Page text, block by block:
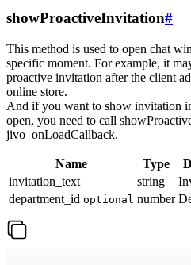
showProactiveInvitation#
This method is used to open chat
specific moment. For example, it
proactive invitation after the client
online store.
And if you want to show invitation
open, you need to call
jivo_onLoadCallback.
Name Type
invitation_text
string
department_id optional number